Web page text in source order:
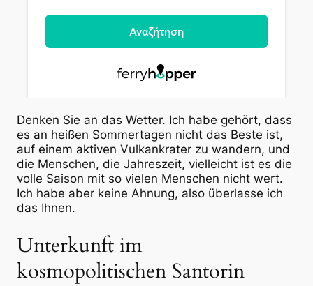
Denken Sie an das Wetter. Ich habe gehört, dass
es an heißen Sommertagen nicht das Beste ist,
auf einem aktiven Vulkankrater zu wandern, und
die Menschen, die Jahreszeit, vielleicht ist es die
volle Saison mit so vielen Menschen nicht wert.
Ich habe aber keine Ahnung, also überlasse ich
das Ihnen.
Unterkunft im
kosmopolitischen Santorin